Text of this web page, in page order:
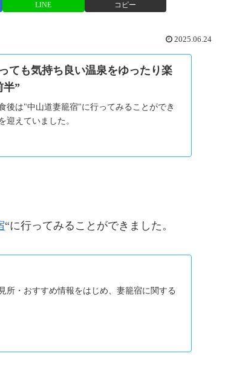
LINE コピー
2025.06.24
ても気持ち良い温泉をゆったり楽
半”
後は"中山道妻籠宿"に行ってみることができ
いました。
“に行ってみることができました。
所・おすすめ情報をはじめ、妻籠宿に関する